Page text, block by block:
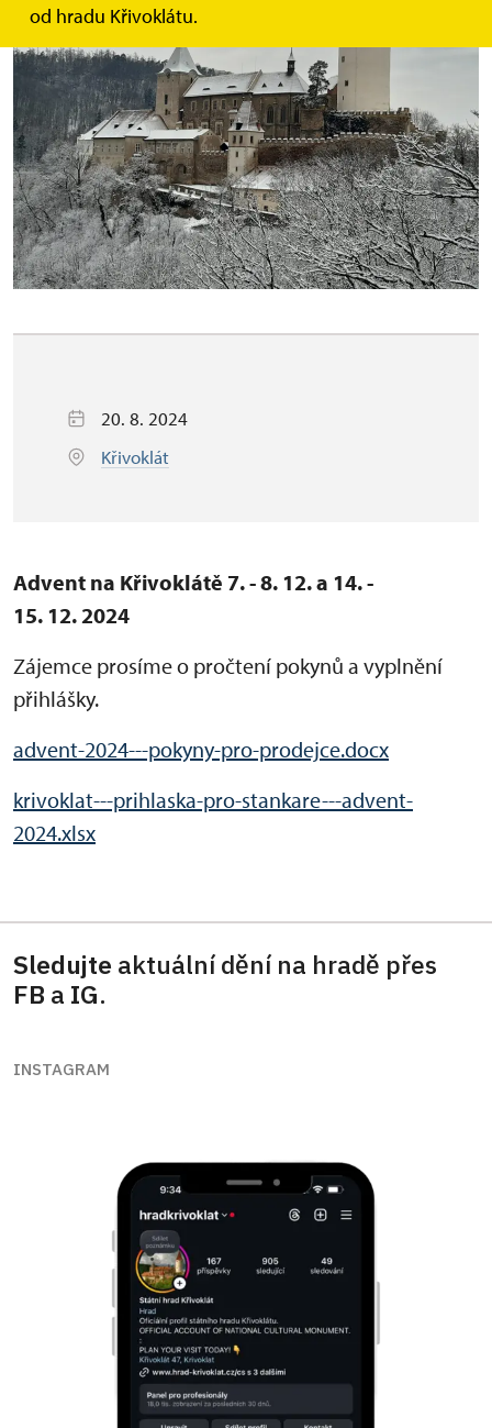
od hradu Křivoklátu.
20. 8. 2024
Křivoklát
Advent na Křivoklátě 7. - 8. 12. a 14. -
15. 12. 2024
Zájemce prosíme o pročtení pokynů a vyplnění
přihlášky.
advent-2024---pokyny-pro-prodejce.docx
krivoklat---prihlaska-pro-stankare---advent-
2024.xlsx
Sledujte aktuální dění na hradě přes
FB a IG.
INSTAGRAM